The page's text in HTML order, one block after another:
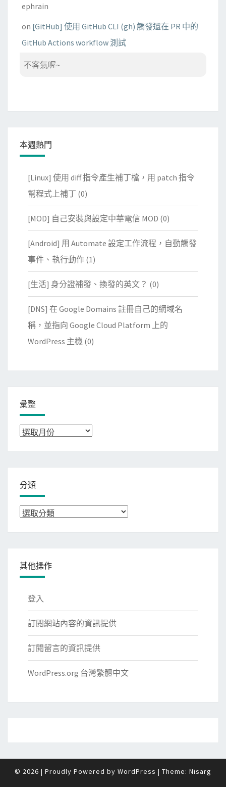
ephrain
on [GitHub] 使用 GitHub CLI (gh) 觸發還在 PR 中的
GitHub Actions workflow 測試
不客氣喔~
本週熱門
[Linux] 使用 diff 指令產生補丁檔，用 patch 指令
幫程式上補丁 (0)
[MOD] 自己安裝與設定中華電信 MOD (0)
[Android] 用 Automate 設定工作流程，自動觸發
事件、執行動作 (1)
[生活] 身分證補發、換發的英文？ (0)
[DNS] 在 Google Domains 註冊自己的網域名
稱，並指向 Google Cloud Platform 上的
WordPress 主機 (0)
彙整
彙
分類
分
其他操作
登入
訂閱網站內容的資訊提供
訂閱留言的資訊提供
WordPress.org 台灣繁體中文
© 2026 | Proudly Powered by WordPress | Theme: Nisarg